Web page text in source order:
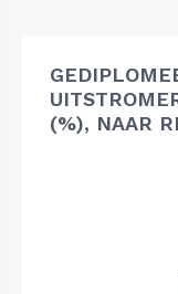
(%), NAAR